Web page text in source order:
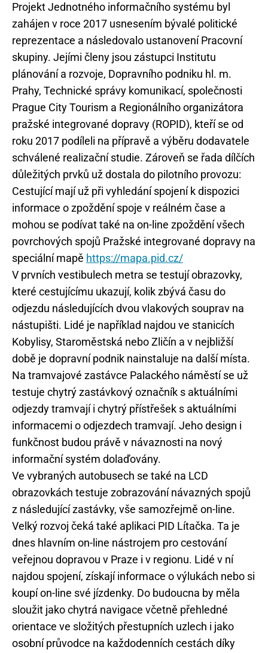
Projekt Jednotného informačního systému byl
zahájen v roce 2017 usnesením bývalé politické
reprezentace a následovalo ustanovení Pracovní
skupiny. Jejími členy jsou zástupci Institutu
plánování a rozvoje, Dopravního podniku hl. m.
Prahy, Technické správy komunikací, společnosti
Prague City Tourism a Regionálního organizátora
pražské integrované dopravy (ROPID), kteří se od
roku 2017 podíleli na přípravě a výběru dodavatele
schválené realizační studie. Zároveň se řada dílčích
důležitých prvků už dostala do pilotního provozu:
Cestující mají už při vyhledání spojení k dispozici
informace o zpoždění spoje v reálném čase a
mohou se podívat také na on-line zpoždění všech
povrchových spojů Pražské integrované dopravy na
speciální mapě https://mapa.pid.cz/
V prvních vestibulech metra se testují obrazovky,
které cestujícímu ukazují, kolik zbývá času do
odjezdu následujících dvou vlakových souprav na
nástupišti. Lidé je například najdou ve stanicích
Kobylisy, Staroměstská nebo Zličín a v nejbližší
době je dopravní podnik nainstaluje na další místa.
Na tramvajové zastávce Palackého náměstí se už
testuje chytrý zastávkový označník s aktuálními
odjezdy tramvají i chytrý přístřešek s aktuálními
informacemi o odjezdech tramvají. Jeho design i
funkčnost budou právě v návaznosti na nový
informační systém dolaďovány.
Ve vybraných autobusech se také na LCD
obrazovkách testuje zobrazování návazných spojů
z následující zastávky, vše samozřejmě on-line.
Velký rozvoj čeká také aplikaci PID Lítačka. Ta je
dnes hlavním on-line nástrojem pro cestování
veřejnou dopravou v Praze i v regionu. Lidé v ní
najdou spojení, získají informace o výlukách nebo si
koupí on-line své jízdenky. Do budoucna by měla
sloužit jako chytrá navigace včetně přehledné
orientace ve složitých přestupních uzlech i jako
osobní průvodce na každodenních cestách díky